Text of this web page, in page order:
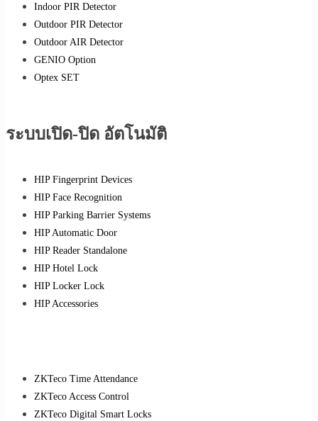
Indoor PIR Detector
Outdoor PIR Detector
Outdoor AIR Detector
GENIO Option
Optex SET
ระบบเปิด-ปิด อัตโนมัติ
HIP Fingerprint Devices
HIP Face Recognition
HIP Parking Barrier Systems
HIP Automatic Door
HIP Reader Standalone
HIP Hotel Lock
HIP Locker Lock
HIP Accessories
ZKTeco Time Attendance
ZKTeco Access Control
ZKTeco Digital Smart Locks